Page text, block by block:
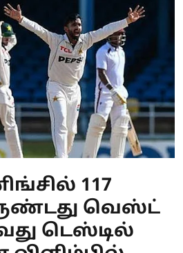
117
வெஸ்ட்
டெஸ்டில்